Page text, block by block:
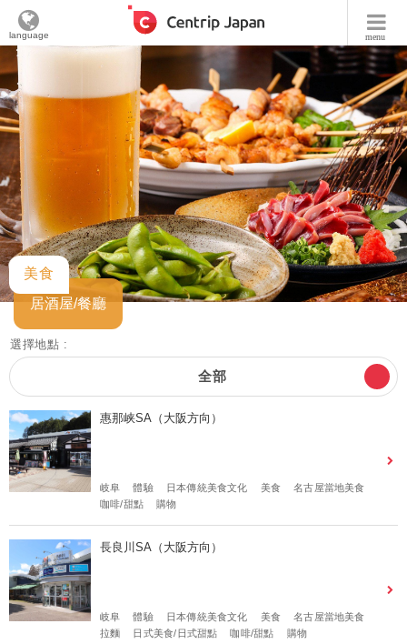
menu
language
美食
居酒屋/餐廳
選擇地點 :
全部
惠那峡SA（大阪方向）
岐阜 體驗 日本傳統美食文化 美食
名古屋當地美食
咖啡/甜點
購物
長良川SA（大阪方向）
岐阜 體驗 日本傳統美食文化 美食
名古屋當地美食
拉麵
日式美食/日式甜點 咖啡/甜點 購物